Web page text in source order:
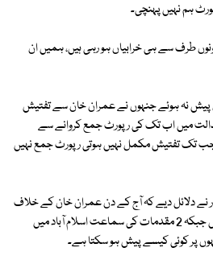
ہم نہیں پہنچی۔
طرف سے ہی خرابیاں ہو رہی ہیں، ہمیں ان
پیش نہ ہوئے جنہوں نے عمران خان سے تفتیش
میں اب تک کی رپورٹ جمع کروانے سے
جب تک تفتیش مکمل نہیں ہوتی رپورٹ جمع نہیں
دلائل دیے کہ آج کے دن عمران خان کے خلاف
دس مقدمات کی سماعت لاہور میں جبکہ 2 مقدمات کی سماعت اسلام آباد میں
پر کوئی کیسے پیش ہو سکتا ہے۔